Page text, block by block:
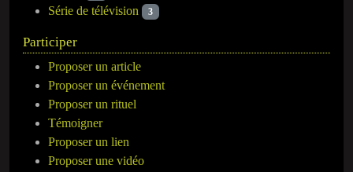
Série de télévision 3
Participer
Proposer un article
Proposer un événement
Proposer un rituel
Témoigner
Proposer un lien
Proposer une vidéo